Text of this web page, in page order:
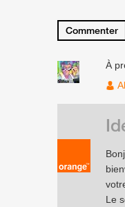
Commenter
À
Le